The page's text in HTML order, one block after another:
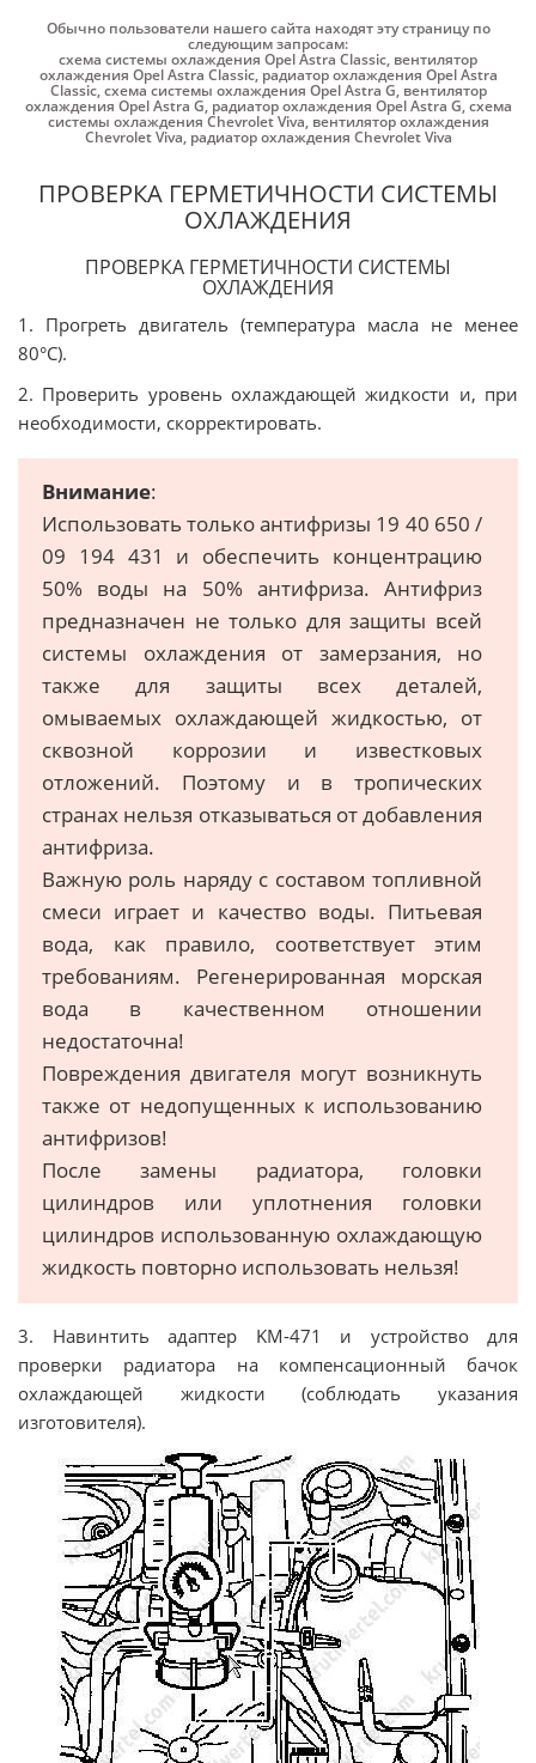
Обычно пользователи нашего сайта находят эту страницу по
следующим запросам:
схема системы охлаждения Opel Astra Classic, вентилятор
охлаждения Opel Astra Classic, радиатор охлаждения Opel Astra
Classic,схема системы охлаждения Opel Astra G, вентилятор
охлаждения Opel Astra G, радиатор охлаждения Opel Astra G,схема
системы охлаждения Chevrolet Viva, вентилятор охлаждения
Chevrolet Viva, радиатор охлаждения Chevrolet Viva
ПРОВЕРКА ГЕРМЕТИЧНОСТИ СИСТЕМЫ
ОХЛАЖДЕНИЯ
ПРОВЕРКА ГЕРМЕТИЧНОСТИ СИСТЕМЫ
ОХЛАЖДЕНИЯ
1. Прогреть двигатель (температура масла не менее
80°C).
2. Проверить уровень охлаждающей жидкости и, при
необходимости, скорректировать.
Внимание:
Использовать только антифризы 19 40 650 /
09 194 431 и обеспечить концентрацию
50% воды на 50% антифриза. Антифриз
предназначен не только для защиты всей
системы охлаждения от замерзания, но
также для защиты всех деталей,
омываемых охлаждающей жидкостью, от
сквозной коррозии и известковых
отложений. Поэтому и в тропических
странах нельзя отказываться от добавления
антифриза.
Важную роль наряду с составом топливной
смеси играет и качество воды. Питьевая
вода, как правило, соответствует этим
требованиям. Регенерированная морская
вода в качественном отношении
недостаточна!
Повреждения двигателя могут возникнуть
также от недопущенных к использованию
антифризов!
После замены радиатора, головки
цилиндров или уплотнения головки
цилиндров использованную охлаждающую
жидкость повторно использовать нельзя!
3. Навинтить адаптер KM-471 и устройство для
проверки радиатора на компенсационный бачок
охлаждающей жидкости (соблюдать указания
изготовителя).